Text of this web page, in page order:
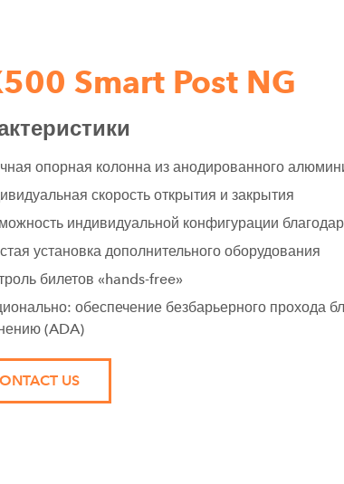
Smart Post NG
опорная колонна из анодированного
скорость открытия и закрытия
индивидуальной конфигурации
установка дополнительного оборудования
билетов «hands-free»
обеспечение безбарьерного прохода
(ADA)
US